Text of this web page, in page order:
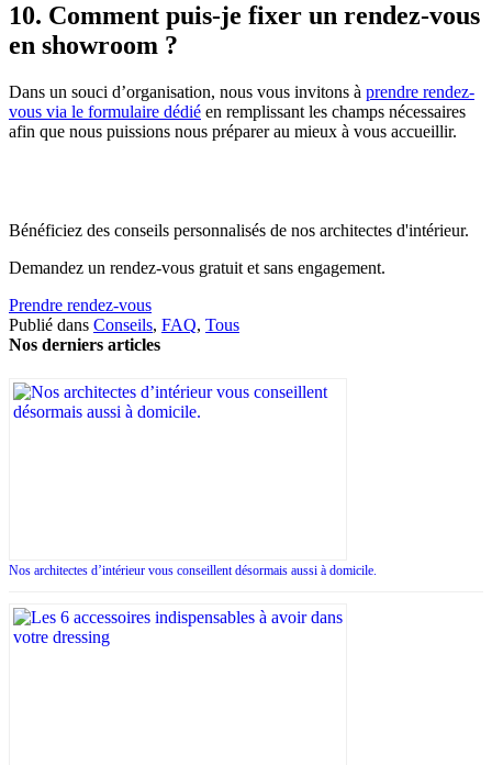
10. Comment puis-je fixer un rendez-vous
en showroom ?
Dans un souci d’organisation, nous vous invitons à prendre rendez-
vous via le formulaire dédié en remplissant les champs nécessaires
afin que nous puissions nous préparer au mieux à vous accueillir.
Bénéficiez des conseils personnalisés de nos architectes d'intérieur.
Demandez un rendez-vous gratuit et sans engagement.
Prendre rendez-vous
Publié dans Conseils, FAQ, Tous
Nos derniers articles
Nos architectes d’intérieur vous conseillent désormais aussi à domicile.